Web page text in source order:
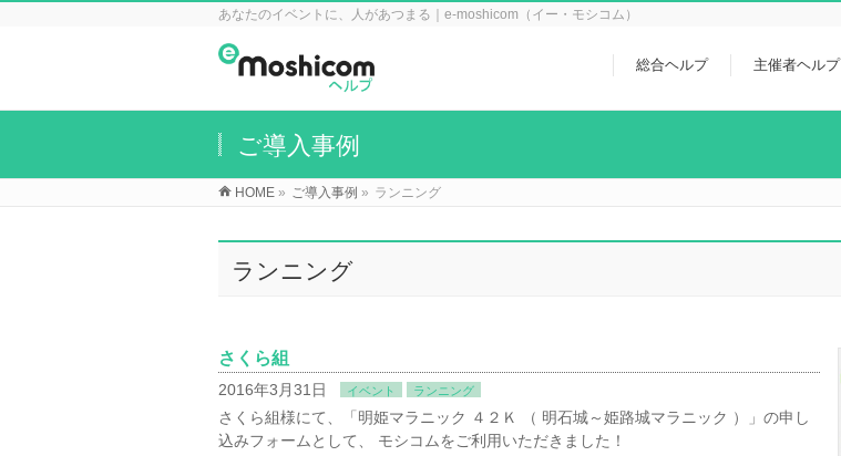
あなたのイベントに、人があつまる｜e-moshicom（イー・モシコム）
総合ヘルプ 主催者ヘルプ
ご導入事例
HOME » ご導入事例 » ランニング
ランニング
さくら組
2016年3月31日 イベント ランニング
さくら組様にて、「明姫マラニック ４２Ｋ （ 明石城～姫路城マラニック ）」の申し
込みフォームとして、 モシコムをご利用いただきました！